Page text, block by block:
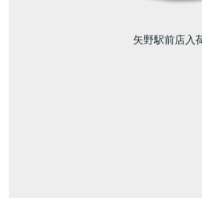
矢野駅前店入